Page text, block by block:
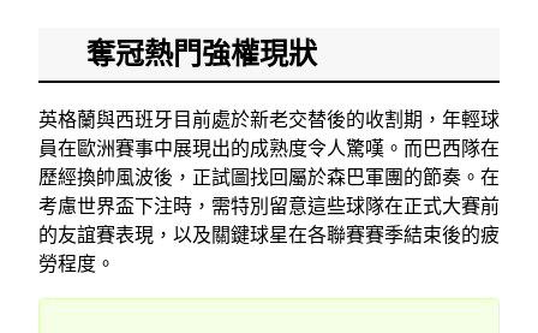
奪冠熱門強權現狀
英格蘭與西班牙目前處於新老交替後的收割期，年輕球
員在歐洲賽事中展現出的成熟度令人驚嘆。而巴西隊在
歷經換帥風波後，正試圖找回屬於森巴軍團的節奏。在
考慮世界盃下注時，需特別留意這些球隊在正式大賽前
的友誼賽表現，以及關鍵球星在各聯賽賽季結束後的疲
勞程度。